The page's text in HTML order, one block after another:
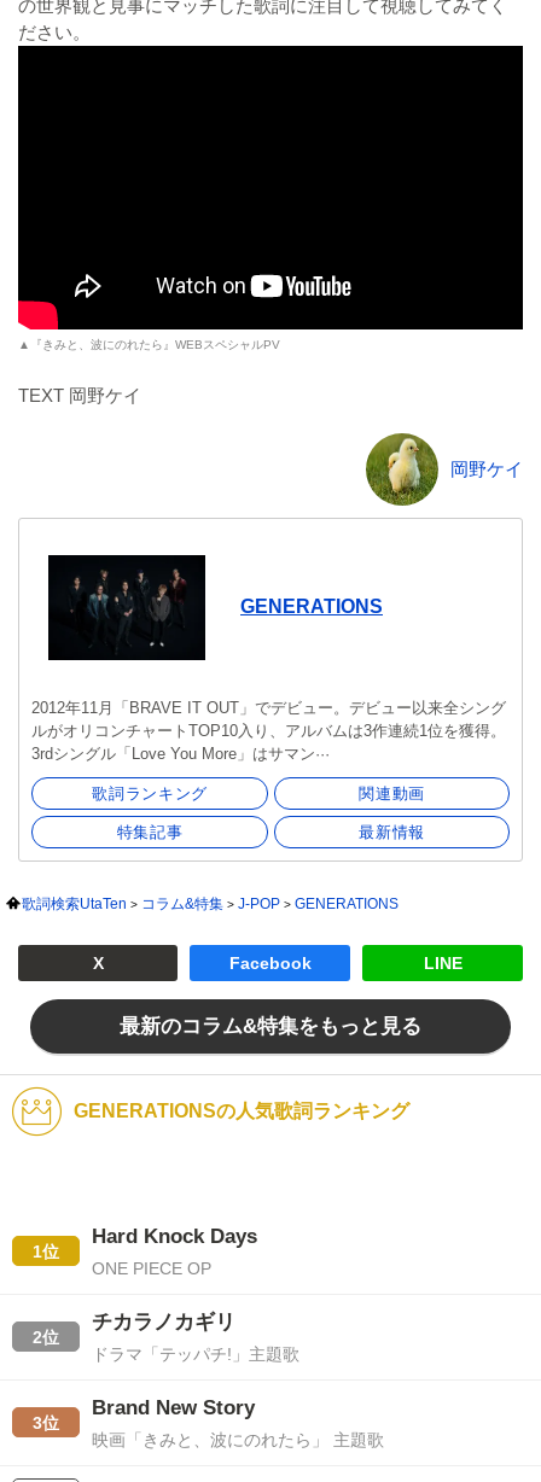
の世界観と見事にマッチした歌詞に注目して視聴してみてく
ださい。
▲『きみと、波にのれたら』WEBスペシャルPV
TEXT 岡野ケイ
岡野ケイ
GENERATIONS
2012年11月「BRAVE IT OUT」でデビュー。デビュー以来全シング
ルがオリコンチャートTOP10入り、アルバムは3作連続1位を獲得。
3rdシングル「Love You More」はサマン···
歌詞ランキング 関連動画
特集記事 最新情報
歌詞検索UtaTen コラム&特集 J-POP GENERATIONS
X Facebook LINE
最新のコラム&特集をもっと見る
GENERATIONSの人気歌詞ランキング
1位
Hard Knock Days
ONE PIECE OP
2位
チカラノカギリ
ドラマ「テッパチ!」主題歌
3位
Brand New Story
映画「きみと、波にのれたら」 主題歌